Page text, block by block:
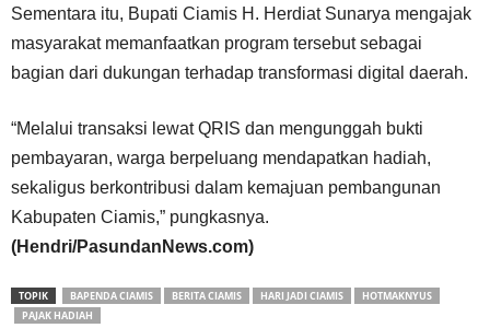
Sementara itu, Bupati Ciamis H. Herdiat Sunarya mengajak
masyarakat memanfaatkan program tersebut sebagai
bagian dari dukungan terhadap transformasi digital daerah.
“Melalui transaksi lewat QRIS dan mengunggah bukti
pembayaran, warga berpeluang mendapatkan hadiah,
sekaligus berkontribusi dalam kemajuan pembangunan
Kabupaten Ciamis,” pungkasnya.
(Hendri/PasundanNews.com)
TOPIK BAPENDA CIAMIS BERITA CIAMIS HARI JADI CIAMIS
HOTMAKNYUS
PAJAK HADIAH